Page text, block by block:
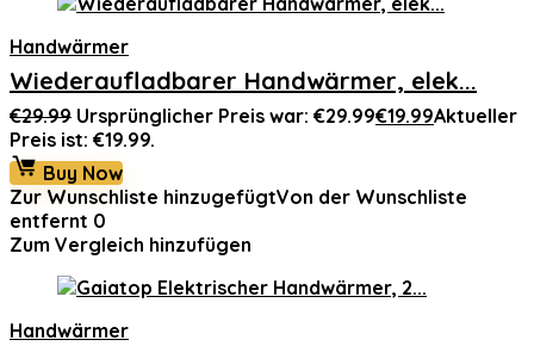
Handwärmer
Wiederaufladbarer Handwärmer, elek...
€29.99 Ursprünglicher Preis war: €29.99€19.99Aktueller
Preis ist: €19.99.
Buy Now
Zur Wunschliste hinzugefügtVon der Wunschliste
entfernt 0
Zum Vergleich hinzufügen
Handwärmer